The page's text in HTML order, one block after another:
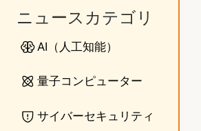
ニュースカテゴリ
AI（人工知能）
量子コンピューター
サイバーセキュリティ